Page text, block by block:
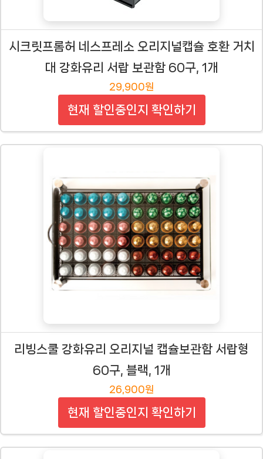
시크릿프롬허 네스프레소 오리지널캡슐 호환 거치
대 강화유리 서랍 보관함 60구, 1개
29,900원
현재 할인중인지 확인하기
리빙스쿨 강화유리 오리지널 캡슐보관함 서랍형
60구, 블랙, 1개
26,900원
현재 할인중인지 확인하기